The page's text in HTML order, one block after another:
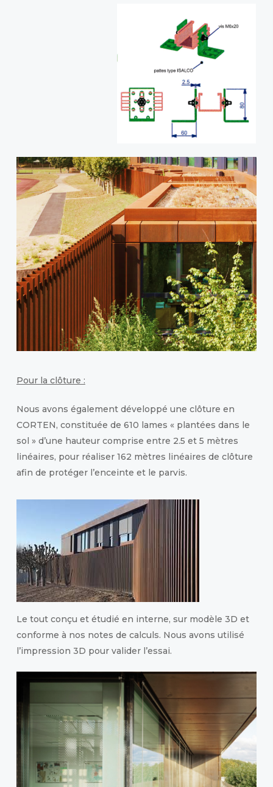
Pour la clôture :
Nous avons également développé une clôture en
CORTEN, constituée de 610 lames « plantées dans le
sol » d’une hauteur comprise entre 2.5 et 5 mètres
linéaires, pour réaliser 162 mètres linéaires de clôture
afin de protéger l’enceinte et le parvis.
Le tout conçu et étudié en interne, sur modèle 3D et
conforme à nos notes de calculs. Nous avons utilisé
l’impression 3D pour valider l’essai.